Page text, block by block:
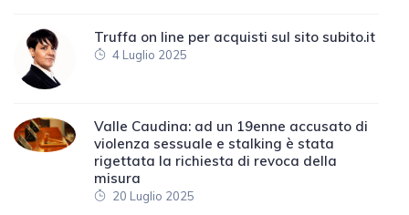
Truffa on line per acquisti sul sito subito.it
4 Luglio 2025
Valle Caudina: ad un 19enne accusato di
violenza sessuale e stalking è stata
rigettata la richiesta di revoca della
misura
20 Luglio 2025